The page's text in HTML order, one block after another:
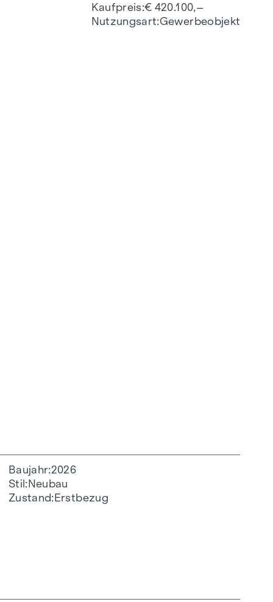
Kaufpreis € 420.100,–
Nutzungsart Gewerbeobjekt
Baujahr 2026
Stil Neubau
Zustand Erstbezug